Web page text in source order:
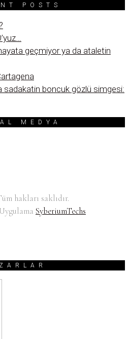
POSTS
geçmiyor ya da ataletin
sadakatin boncuk gözlü simgesi:
MEDYA
hakları saklıdır.
SyberiumTechs